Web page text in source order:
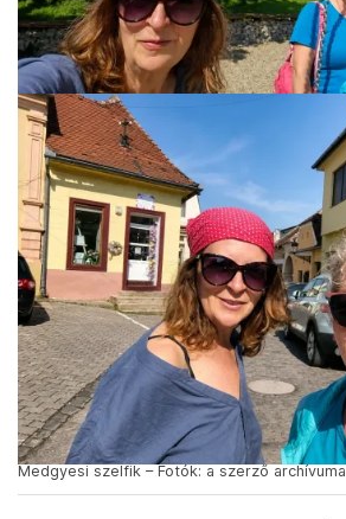
Medgyesi szelfik – Fotók: a szerző archívuma